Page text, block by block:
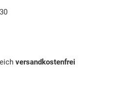
versandkostenfrei